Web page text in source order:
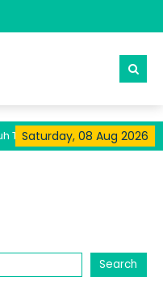
Saturday, 08 Aug 2026
Pada Kanal Youtube Santri
Search